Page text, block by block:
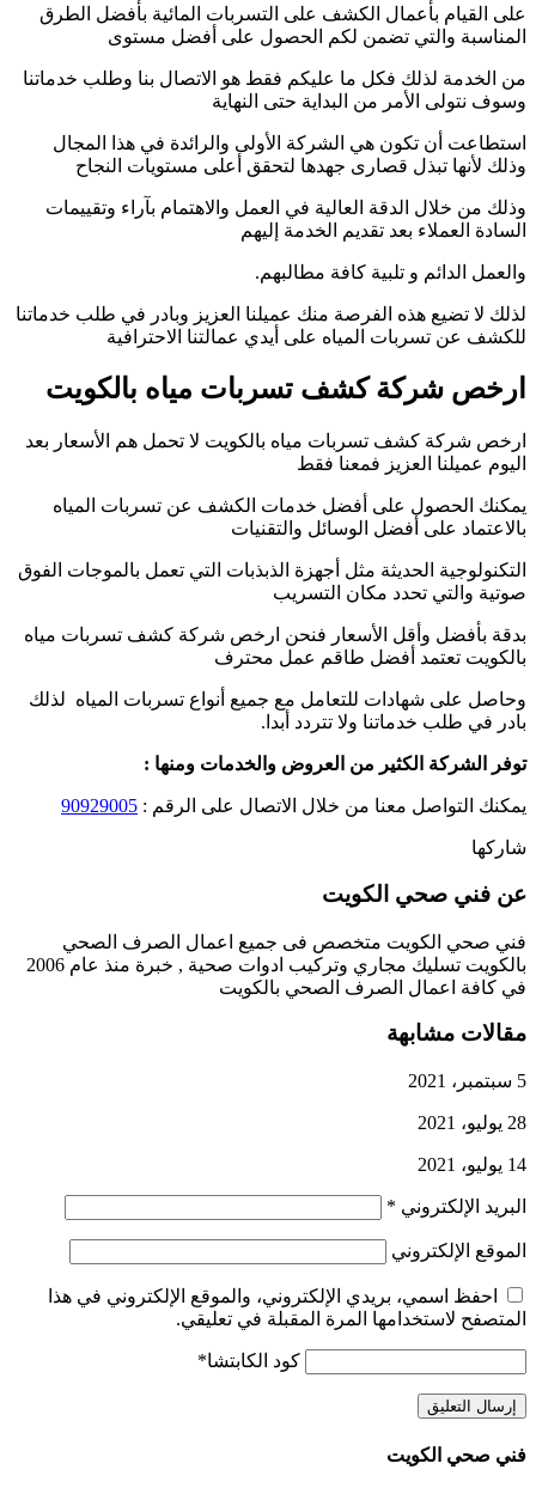
على القيام بأعمال الكشف على التسربات المائية بأفضل الطرق
المناسبة والتي تضمن لكم الحصول على أفضل مستوى
من الخدمة لذلك فكل ما عليكم فقط هو الاتصال بنا وطلب خدماتنا
وسوف نتولى الأمر من البداية حتى النهاية
استطاعت أن تكون هي الشركة الأولى والرائدة في هذا المجال
وذلك لأنها تبذل قصارى جهدها لتحقق أعلى مستويات النجاح
وذلك من خلال الدقة العالية في العمل والاهتمام بآراء وتقييمات
السادة العملاء بعد تقديم الخدمة إليهم
والعمل الدائم و تلبية كافة مطالبهم.
لذلك لا تضيع هذه الفرصة منك عميلنا العزيز وبادر في طلب خدماتنا
للكشف عن تسربات المياه على أيدي عمالتنا الاحترافية
ارخص شركة كشف تسربات مياه بالكويت
ارخص شركة كشف تسربات مياه بالكويت لا تحمل هم الأسعار بعد
اليوم عميلنا العزيز فمعنا فقط
يمكنك الحصول على أفضل خدمات الكشف عن تسربات المياه
بالاعتماد على أفضل الوسائل والتقنيات
التكنولوجية الحديثة مثل أجهزة الذبذبات التي تعمل بالموجات الفوق
صوتية والتي تحدد مكان التسريب
بدقة بأفضل وأقل الأسعار فنحن ارخص شركة كشف تسربات مياه
بالكويت تعتمد أفضل طاقم عمل محترف
وحاصل على شهادات للتعامل مع جميع أنواع تسربات المياه لذلك
بادر في طلب خدماتنا ولا تتردد أبدا.
توفر الشركة الكثير من العروض والخدمات ومنها :
يمكنك التواصل معنا من خلال الاتصال على الرقم : 90929005
شاركها
عن فني صحي الكويت
فني صحي الكويت متخصص فى جميع اعمال الصرف الصحي
بالكويت تسليك مجاري وتركيب ادوات صحية , خبرة منذ عام 2006
في كافة اعمال الصرف الصحي بالكويت
مقالات مشابهة
5 سبتمبر، 2021
28 يوليو، 2021
14 يوليو، 2021
البريد الإلكتروني *
الموقع الإلكتروني
احفظ اسمي، بريدي الإلكتروني، والموقع الإلكتروني في هذا
المتصفح لاستخدامها المرة المقبلة في تعليقي.
كود الكابتشا*
فني صحي الكويت